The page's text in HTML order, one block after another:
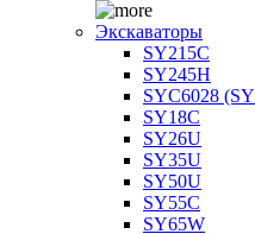
Экскаваторы
SY215C
SY245H
SYC6028
SY18C
SY26U
SY35U
SY50U
SY55C
SY65W